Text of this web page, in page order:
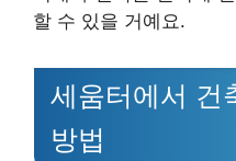
할 수 있을 거예요.
세움터에서 건
방법